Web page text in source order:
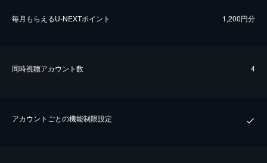
毎⽉もらえるU-NEXTポイント 1,200円分
同時視聴アカウント数 4
アカウントごとの機能制限設定